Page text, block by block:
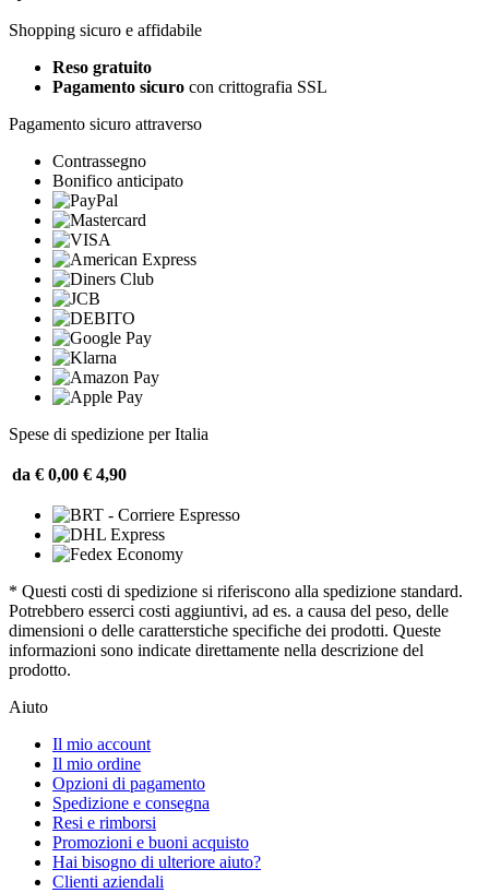
Shopping sicuro e affidabile
Reso gratuito
Pagamento sicuro con crittografia SSL
Pagamento sicuro attraverso
Contrassegno
Bonifico anticipato
Spese di spedizione per Italia
da € 0,00 € 4,90
* Questi costi di spedizione si riferiscono alla spedizione standard.
Potrebbero esserci costi aggiuntivi, ad es. a causa del peso, delle
dimensioni o delle caratterstiche specifiche dei prodotti. Queste
informazioni sono indicate direttamente nella descrizione del
prodotto.
Aiuto
Il mio account
Il mio ordine
Opzioni di pagamento
Spedizione e consegna
Resi e rimborsi
Promozioni e buoni acquisto
Hai bisogno di ulteriore aiuto?
Clienti aziendali